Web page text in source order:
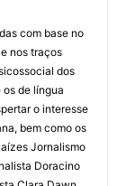
com base no
nos traços
dos
de língua
o interesse
bem como os
Jornalismo
Doracino